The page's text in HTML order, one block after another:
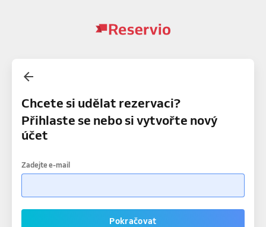
Chcete si udělat rezervaci?
Přihlaste se nebo si vytvořte nový
účet
Zadejte e-mail
Pokračovat